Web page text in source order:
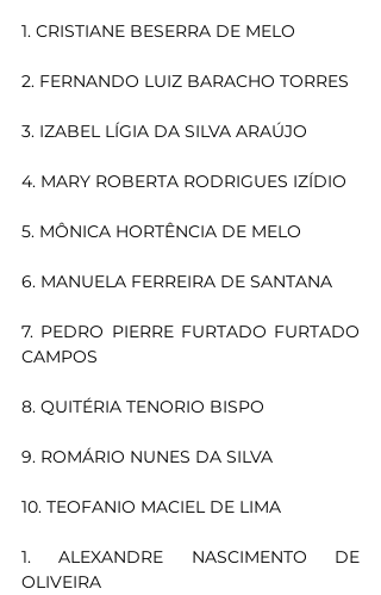
1. CRISTIANE BESERRA DE MELO
2. FERNANDO LUIZ BARACHO TORRES
3. IZABEL LÍGIA DA SILVA ARAÚJO
4. MARY ROBERTA RODRIGUES IZÍDIO
5. MÔNICA HORTÊNCIA DE MELO
6. MANUELA FERREIRA DE SANTANA
7. PEDRO PIERRE FURTADO FURTADO
CAMPOS
8. QUITÉRIA TENORIO BISPO
9. ROMÁRIO NUNES DA SILVA
10. TEOFANIO MACIEL DE LIMA
1. ALEXANDRE NASCIMENTO DE
OLIVEIRA